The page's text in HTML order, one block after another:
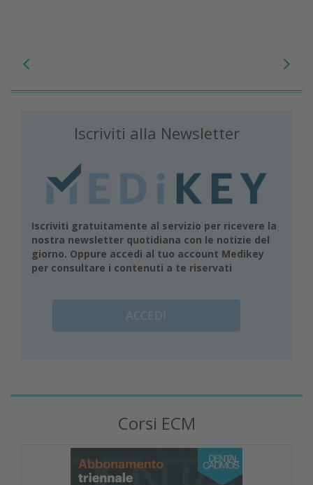
Iscriviti alla Newsletter
Iscriviti gratuitamente al servizio per ricevere la
nostra newsletter quotidiana con le notizie del
giorno. Oppure accedi al tuo account Medikey
per consultare i contenuti a te riservati
ACCEDI
Corsi ECM